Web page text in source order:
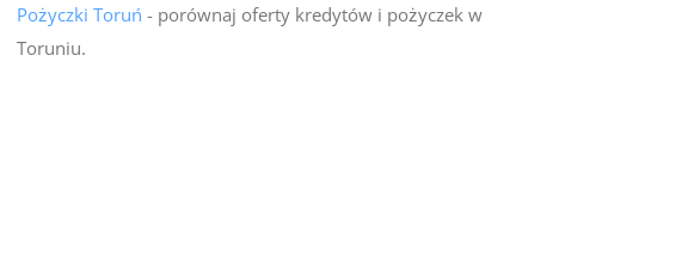
Pożyczki Toruń - porównaj oferty kredytów i pożyczek w
Toruniu.